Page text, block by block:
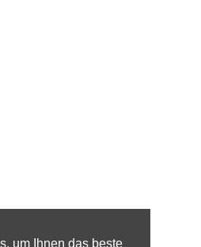
um Ihnen das beste